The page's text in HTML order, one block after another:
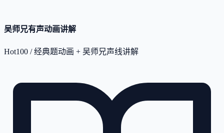
吴师兄有声动画讲解
Hot100 / 经典题动画 + 吴师兄声线讲解